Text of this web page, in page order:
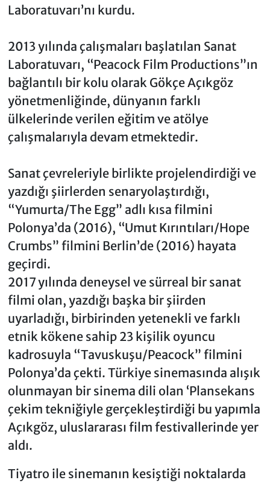
Laboratuvarı’nı kurdu.
2013 yılında çalışmaları başlatılan Sanat
Laboratuvarı, “Peacock Film Productions”ın
bağlantılı bir kolu olarak Gökçe Açıkgöz
yönetmenliğinde, dünyanın farklı
ülkelerinde verilen eğitim ve atölye
çalışmalarıyla devam etmektedir.
Sanat çevreleriyle birlikte projelendirdiği ve
yazdığı şiirlerden senaryolaştırdığı,
“Yumurta/The Egg” adlı kısa filmini
Polonya’da (2016), “Umut Kırıntıları/Hope
Crumbs” filmini Berlin’de (2016) hayata
geçirdi.
2017 yılında deneysel ve sürreal bir sanat
filmi olan, yazdığı başka bir şiirden
uyarladığı, birbirinden yetenekli ve farklı
etnik kökene sahip 23 kişilik oyuncu
kadrosuyla “Tavuskuşu/Peacock” filmini
Polonya’da çekti. Türkiye sinemasında alışık
olunmayan bir sinema dili olan ‘Plansekans
çekim tekniğiyle gerçekleştirdiği bu yapımla
Açıkgöz, uluslararası film festivallerinde yer
aldı.
Tiyatro ile sinemanın kesiştiği noktalarda